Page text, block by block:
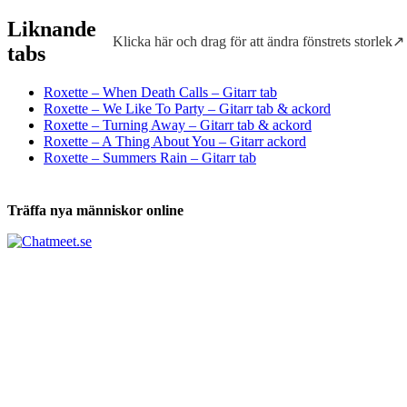
Klicka här och drag för att ändra fönstrets storlek↗
Tabs och ackord för både bas och gitarr
Liknande
tabs
Roxette – When Death Calls – Gitarr tab
Roxette – We Like To Party – Gitarr tab & ackord
Roxette – Turning Away – Gitarr tab & ackord
Roxette – A Thing About You – Gitarr ackord
Roxette – Summers Rain – Gitarr tab
Träffa nya människor online